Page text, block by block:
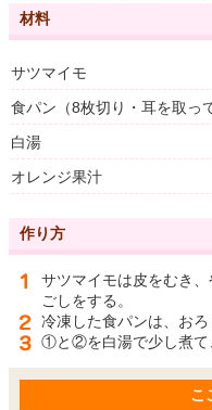
材料
サツマイモ
食パン（8枚切り・耳を取っ
白湯
オレンジ果汁
作り方
サツマイモは皮をむき
ごしをする。
冷凍した食パンは、おろ
①と②を白湯で少し煮て
こ